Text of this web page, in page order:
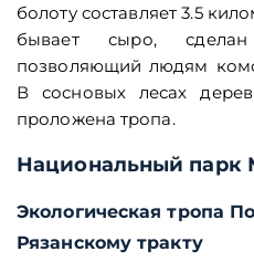
болоту составляет 3.5
бывает сыро,
позволяющий людям
В сосновых лесах
проложена тропа.
Национальный парк
Экологическая тропа
Рязанскому тракту